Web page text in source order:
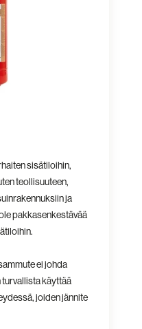
sisätiloihin,
teollisuuteen,
ja
pakkasenkestävää
ei johda
turvallista käyttää
joiden jännite